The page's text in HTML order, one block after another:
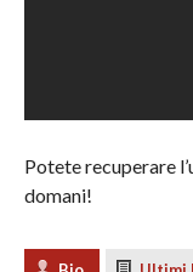
Potete recuperare
domani!